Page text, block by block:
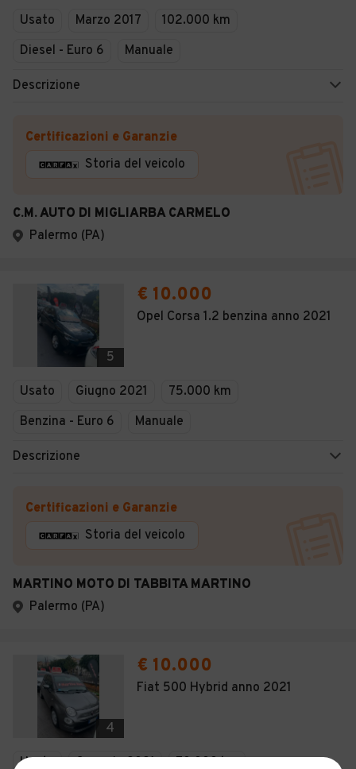
Usato Marzo 2017
102.000 km
Diesel - Euro 6
Manuale
Descrizione
Certificazioni e Garanzie
Storia del veicolo
C.M. AUTO DI MIGLIARBA CARMELO
Palermo (PA)
5
€ 10.000
Opel Corsa 1.2 benzina anno 2021
Usato Giugno 2021
75.000 km
Benzina - Euro 6
Manuale
Descrizione
Certificazioni e Garanzie
Storia del veicolo
MARTINO MOTO DI TABBITA MARTINO
Palermo (PA)
4
€ 10.000
Fiat 500 Hybrid anno 2021
Usato